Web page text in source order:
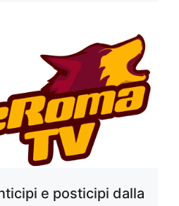
e posticipi dalla